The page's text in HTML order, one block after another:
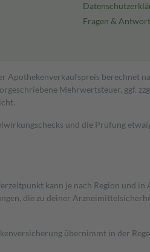
Fragen &
Apothekenverkaufspreis berechnet
Mehrwertsteuer, ggf.
und die Prüfung
kann je nach Region und in
die zu deiner
übernimmt in der